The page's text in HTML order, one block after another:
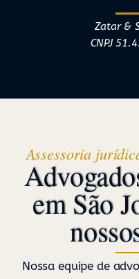
Zatar &
CNPJ
Assessoria
em São
Nossa equipe de